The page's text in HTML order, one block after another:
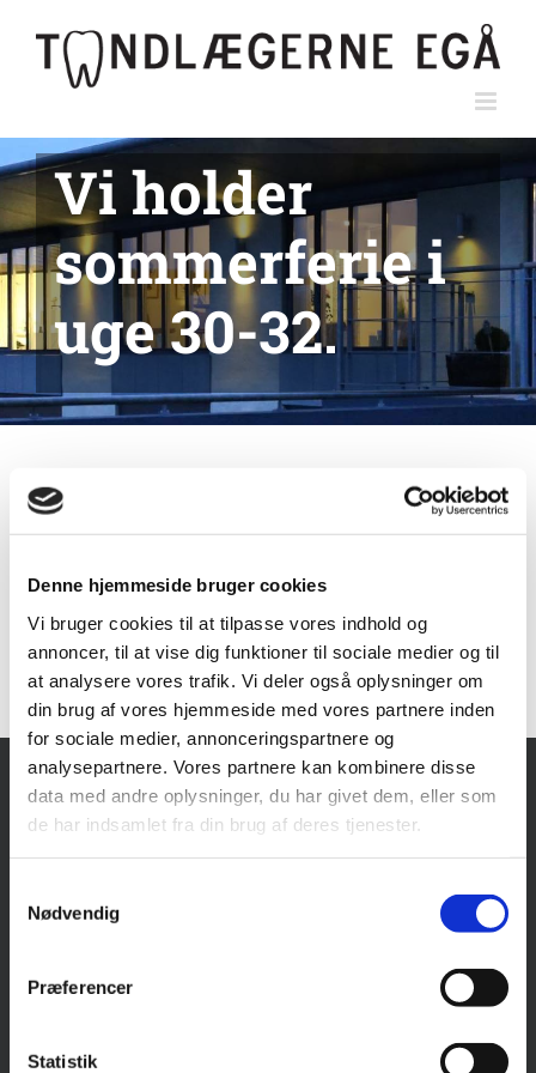
Denne hjemmeside bruger cookies
Vi bruger cookies til at tilpasse vores indhold og
annoncer, til at vise dig funktioner til sociale medier og til
at analysere vores trafik. Vi deler også oplysninger om
din brug af vores hjemmeside med vores partnere inden
for sociale medier, annonceringspartnere og
analysepartnere. Vores partnere kan kombinere disse
data med andre oplysninger, du har givet dem, eller som
de har indsamlet fra din brug af deres tjenester.
Nødvendig
Præferencer
Statistik
content
Vi holder
sommerferie i
uge 30-32.
Implantater / Protetik
Tandlæge Mathias Diernæs har gennem mange år beskæftiget sig
Vi her derfor stor erfaring med disse behandlinger som kræver
stort overblik og tæt samarbejde med kirurgisk og
tandregulerings specialister.
TANDLÆGERNE EGÅ
8250 Egå
ÅBNINGSTIDER